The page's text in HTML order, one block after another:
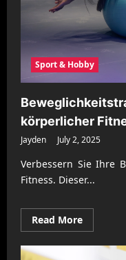
Sport & Hobby
körperlicher
Jayden July 2, 2025
Verbessern Sie Ihre
Fitness. Dieser...
Read MoreRead
more